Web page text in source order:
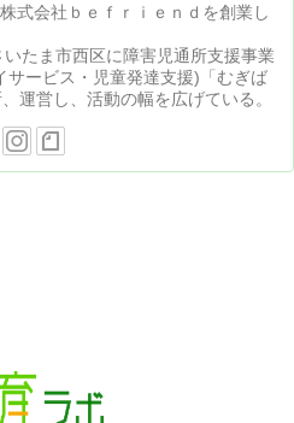
式会社ｂｅｆｒｉｅｎｄを創業し
たま市西区に障害児通所支援事業
サービス・児童発達支援)「むぎば
運営し、活動の幅を広げている。